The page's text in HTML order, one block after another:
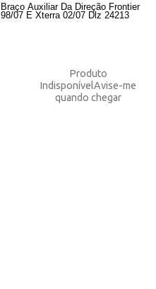
Braço Auxiliar Da Direção Frontier
98/07 E Xterra 02/07 Dlz 24213
Produto
IndisponívelAvise-me
quando chegar